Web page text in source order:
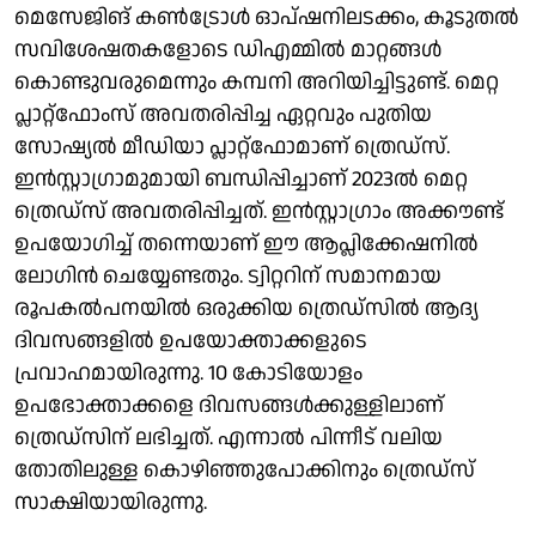
മെസേജിങ് കൺട്രോൾ ഓപ്ഷനിലടക്കം, കൂടുതൽ
സവിശേഷതകളോടെ ഡിഎമ്മിൽ മാറ്റങ്ങൾ
കൊണ്ടുവരുമെന്നും കമ്പനി അറിയിച്ചിട്ടുണ്ട്. മെറ്റ
പ്ലാറ്റ്‌ഫോംസ് അവതരിപ്പിച്ച ഏറ്റവും പുതിയ
സോഷ്യല്‍ മീഡിയാ പ്ലാറ്റ്‌ഫോമാണ് ത്രെഡ്‌സ്.
ഇന്‍സ്റ്റാഗ്രാമുമായി ബന്ധിപ്പിച്ചാണ് 2023ൽ മെറ്റ
ത്രെഡ്‌സ് അവതരിപ്പിച്ചത്. ഇന്‍സ്റ്റാഗ്രാം അക്കൗണ്ട്
ഉപയോഗിച്ച് തന്നെയാണ് ഈ ആപ്ലിക്കേഷനില്‍
ലോഗിന്‍ ചെയ്യേണ്ടതും. ട്വിറ്ററിന് സമാനമായ
രൂപകല്‍പനയില്‍ ഒരുക്കിയ ത്രെഡ്‌സിൽ ആദ്യ
ദിവസങ്ങളില്‍ ഉപയോക്താക്കളുടെ
പ്രവാഹമായിരുന്നു. 10 കോടിയോളം
ഉപഭോക്താക്കളെ ദിവസങ്ങള്‍ക്കുള്ളിലാണ്
ത്രെഡ്‌സിന് ലഭിച്ചത്. എന്നാൽ പിന്നീട് വലിയ
തോതിലുള്ള കൊഴിഞ്ഞുപോക്കിനും ത്രെഡ്‌സ്
സാക്ഷിയായിരുന്നു.